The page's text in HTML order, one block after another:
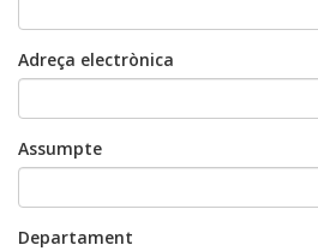
Adreça electrònica
Assumpte
Departament